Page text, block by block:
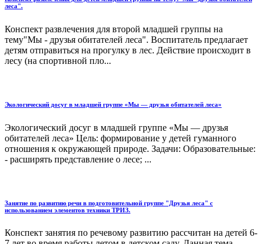
леса".
Конспект развлечения для второй младшей группы на
тему"Мы - друзья обитателей леса". Воспитатель предлагает
детям отправиться на прогулку в лес. Действие происходит в
лесу (на спортивной пло...
Экологический досуг в младшей группе «Мы — друзья обитателей леса»
Экологический досуг в младшей группе «Мы — друзья
обитателей леса» Цель: формирование у детей гуманного
отношения к окружающей природе. Задачи: Образовательные:
- расширять представление о лесе; ...
Занятие по развитию речи в подготовительной группе "Друзья леса" с
использованием элементов техники ТРИЗ.
Конспект занятия по речевому развитию рассчитан на детей 6-